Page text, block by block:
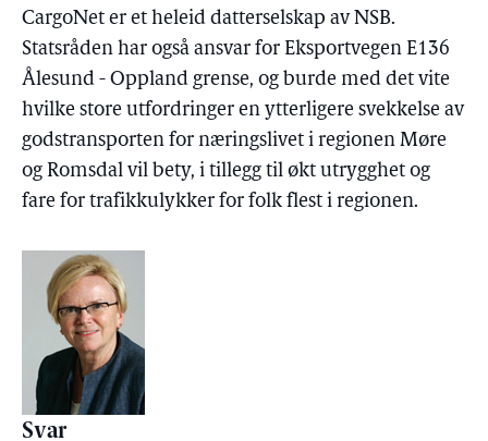
CargoNet er et heleid datterselskap av NSB.
Statsråden har også ansvar for Eksportvegen E136
Ålesund - Oppland grense, og burde med det vite
hvilke store utfordringer en ytterligere svekkelse av
godstransporten for næringslivet i regionen Møre
og Romsdal vil bety, i tillegg til økt utrygghet og
fare for trafikkulykker for folk flest i regionen.
Svar